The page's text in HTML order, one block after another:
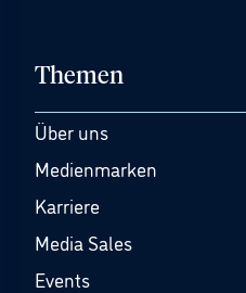
Themen
Über uns
Medienmarken
Karriere
Media Sales
Events